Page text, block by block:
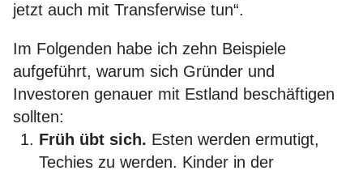
jetzt auch mit Transferwise tun“.
Im Folgenden habe ich zehn Beispiele
aufgeführt, warum sich Gründer und
Investoren genauer mit Estland beschäftigen
sollten:
Früh übt sich. Esten werden ermutigt,
Techies zu werden. Kinder in der